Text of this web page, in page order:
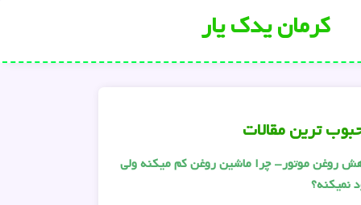
کرمان یدک یار
ترین مقالات
روغن موتور- چرا ماشین روغن کم میکنه ولی
نمیکنه؟